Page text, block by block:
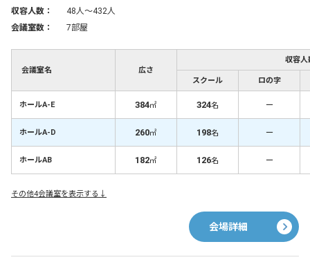
収容人数：
48人〜432人
会議室数：
7部屋
会議室名 広さ
収容人
スクール ロの字
ホールA-E 384㎡ 324名 －
ホールA-D 260㎡ 198名 －
ホールAB 182㎡ 126名 －
その他4会議室を表示する↓
会場詳細